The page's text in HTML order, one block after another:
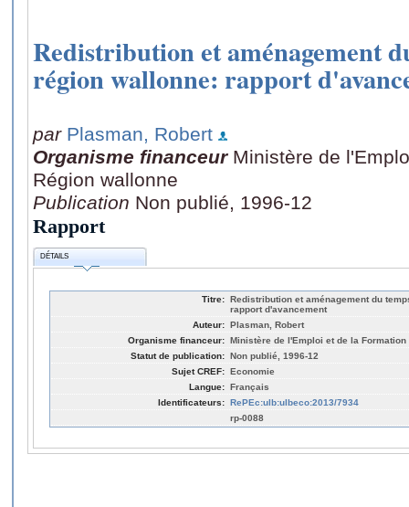
Redistribution et aménagement
région wallonne: rapport
par Plasman, Robert
Organisme financeur Ministère de
Région wallonne
Publication Non publié, 1996-12
Rapport
DÉTAILS
Titre: Redistribution et aménagement du
rapport d'avancement
Auteur: Plasman, Robert
Organisme financeur: Ministère de l'Emploi et de la
Statut de publication: Non publié, 1996-12
Sujet CREF: Economie
Langue: Français
Identificateurs: RePEc:ulb:ulbeco:2013/7934
rp-0088